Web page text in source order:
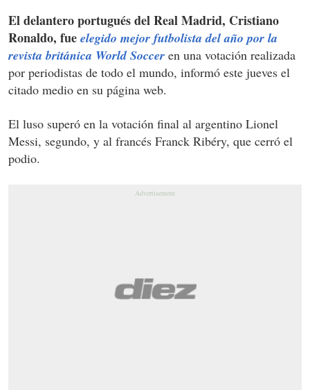
El delantero portugués del Real Madrid, Cristiano
Ronaldo, fue elegido mejor futbolista del año por la
revista británica World Soccer en una votación realizada
por periodistas de todo el mundo, informó este jueves el
citado medio en su página web.
El luso superó en la votación final al argentino Lionel
Messi, segundo, y al francés Franck Ribéry, que cerró el
podio.